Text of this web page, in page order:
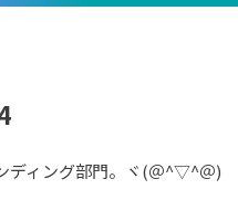
ディング部門。ヾ(＠^▽^＠)